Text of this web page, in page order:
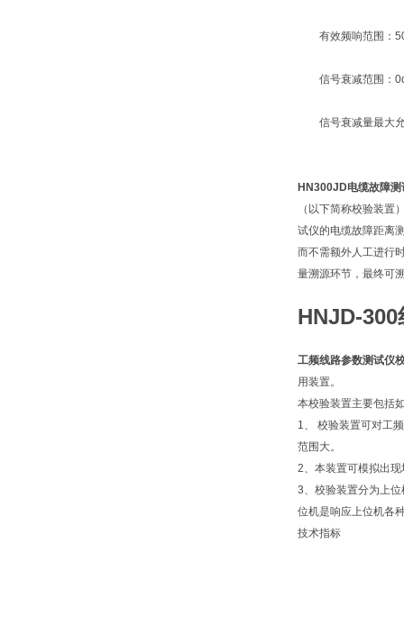
有效频响范围：
信号衰减范围：
信号衰减量最大允
HN300JD电缆故障
（以下简称校验装
试仪的电缆故障距离
而不需额外人工进行
量溯源环节，最终可
HNJD-
工频线路参数测试仪
用装置。
本校验装置主要包括
1、 校验装置可对工
范围大。
2、本装置可模拟出
3、校验装置分为上
位机是响应上位机各
技术指标